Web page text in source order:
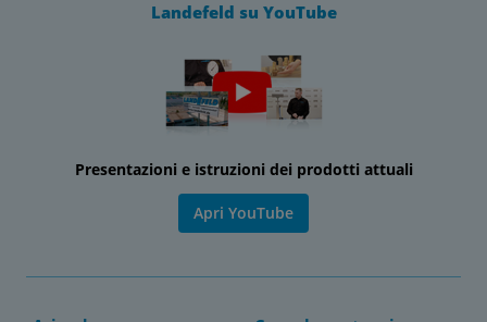
Landefeld su YouTube
Presentazioni e istruzioni dei prodotti attuali
Apri YouTube